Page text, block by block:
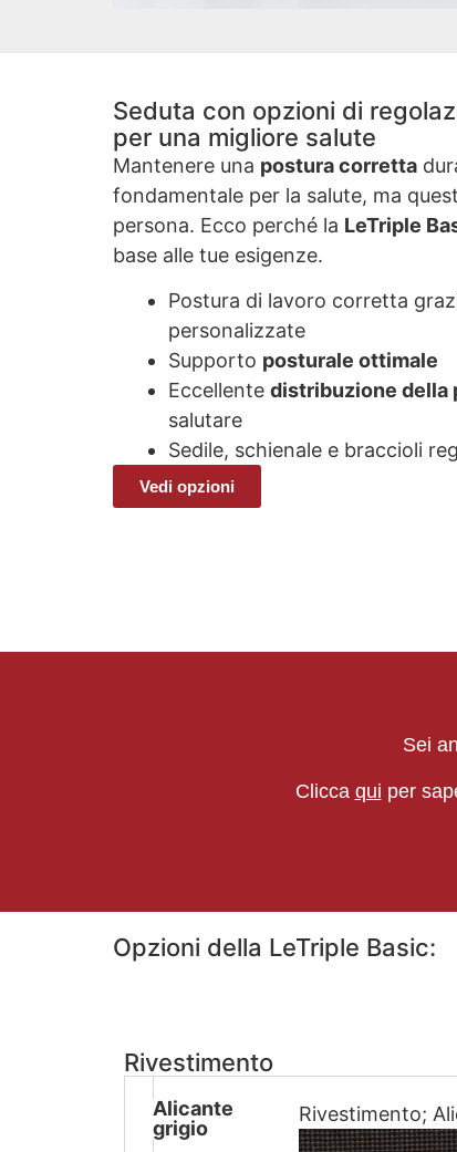
Seduta con opzioni di
per una migliore salute
Mantenere una postura corretta
fondamentale per la salute, ma
persona. Ecco perché la LeTriple
base alle tue esigenze.
Postura di lavoro corretta
personalizzate
Supporto posturale ottimale
Eccellente distribuzione della
salutare
Sedile, schienale e braccioli
Vedi opzioni
Sei
Clicca qui per
Opzioni della LeTriple Basic:
Rivestimento
Alicante
grigio
Rivestimento;